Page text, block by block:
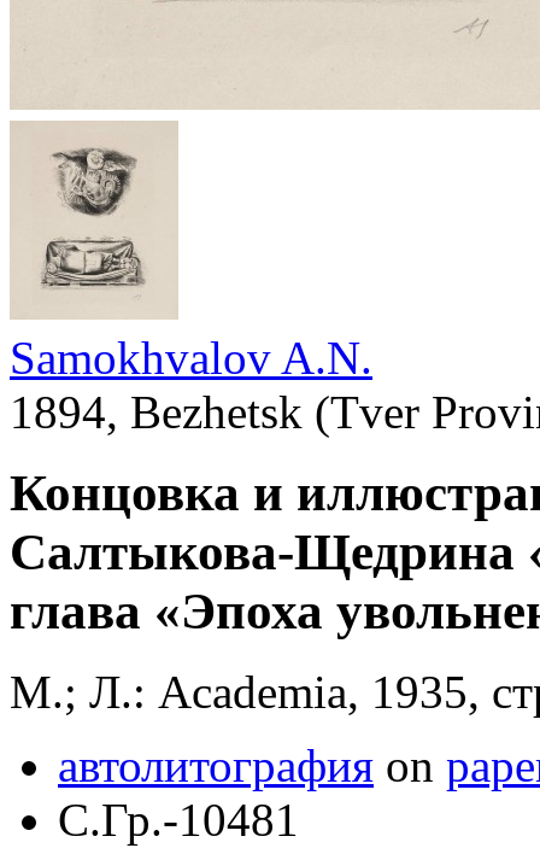
Samokhvalov A.N.
1894, Bezhetsk (Tver
Концовка и
Салтыкова-Щедрина
глава «Эпоха
М.; Л.: Academia, 1935,
автолитография on
С.Гр.-10481